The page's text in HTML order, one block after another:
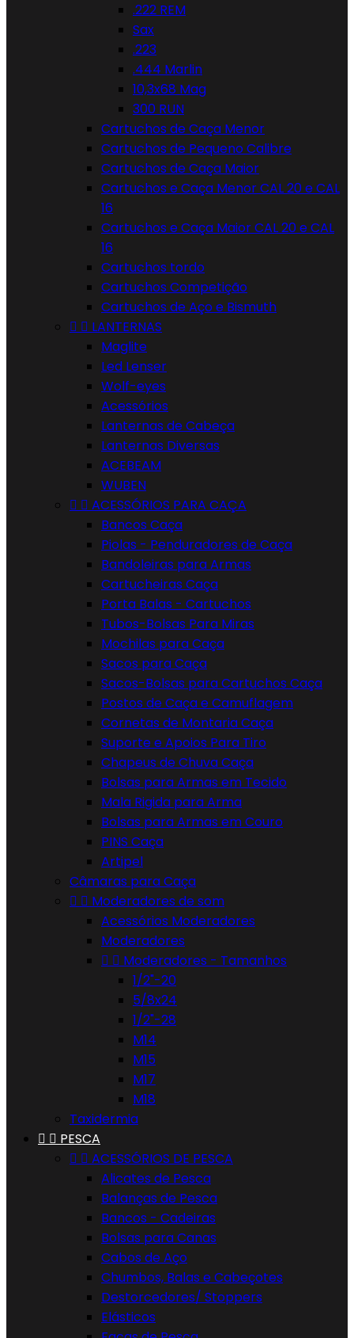
.222 REM
Sax
.223
.444 Marlin
10,3x68 Mag
300 RUN
Cartuchos de Caça Menor
Cartuchos de Pequeno Calibre
Cartuchos de Caça Maior
Cartuchos e Caça Menor CAL 20 e CAL
16
Cartuchos e Caça Maior CAL 20 e CAL
16
Cartuchos tordo
Cartuchos Competição
Cartuchos de Aço e Bismuth
  LANTERNAS
Maglite
Led Lenser
Wolf-eyes
Acessórios
Lanternas de Cabeça
Lanternas Diversas
ACEBEAM
WUBEN
  ACESSÓRIOS PARA CAÇA
Bancos Caça
Piolas - Penduradores de Caça
Bandoleiras para Armas
Cartucheiras Caça
Porta Balas - Cartuchos
Tubos-Bolsas Para Miras
Mochilas para Caça
Sacos para Caça
Sacos-Bolsas para Cartuchos Caça
Postos de Caça e Camuflagem
Cornetas de Montaria Caça
Suporte e Apoios Para Tiro
Chapeus de Chuva Caça
Bolsas para Armas em Tecido
Mala Rigida para Arma
Bolsas para Armas em Couro
PINS Caça
Artipel
Câmaras para Caça
  Moderadores de som
Acessórios Moderadores
Moderadores
  Moderadores - Tamanhos
1/2"-20
5/8x24
1/2"-28
M14
M15
M17
M18
Taxidermia
  PESCA
  ACESSÓRIOS DE PESCA
Alicates de Pesca
Balanças de Pesca
Bancos - Cadeiras
Bolsas para Canas
Cabos de Aço
Chumbos, Balas e Cabeçotes
Destorcedores/ Stoppers
Elásticos